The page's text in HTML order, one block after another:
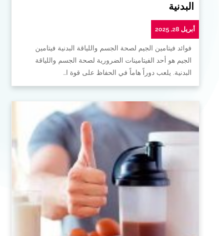
البدنية
أبريل 28, 2025
فوائد فيتامين الجيم لصحة الجسم واللياقة البدنية فيتامين
الجيم هو أحد الفيتامينات الضرورية لصحة الجسم واللياقة
البدنية. يلعب دوراً هاماً في الحفاظ على قوة ا…